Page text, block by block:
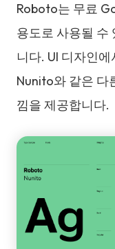
Roboto는 무료
용도로 사용될 수
니다. UI 디자인
Nunito와 같은 다
낌을 제공합니다.